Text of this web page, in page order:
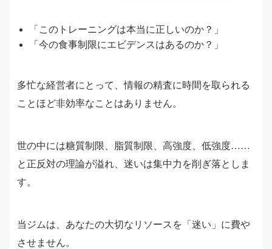
「このトレーニングは本当に正しいのか？」
「今の食事制限にエビデンスはあるのか？」
多忙な経営者にとって、情報の精査に時間を取られる
ことほど非効率なことはありません。
世の中には糖質制限、脂質制限、高強度、低強度……
と正反対の理論が溢れ、迷いは集中力を削ぎ落としま
す。
当ジムは、あなたの大切なリソースを「迷い」に費や
させません。